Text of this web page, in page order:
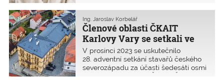
připraveny další webináře na téma
role lídrů, fungování týmů a klíčové
dovednosti. Vedení (leadership) se
totiž netýká jen vedení týmů a firem,
ale také o vedení sebe sama, ať už ve
vedoucí pozici jsme, nebo nejsme.
Členové oblasti ČKAIT
Karlovy Vary se setkali ve
Dvoraně v Lokti nad Ohří
Ing. Jaroslav Korbelář
V prosinci 2023 se uskutečnilo
28. adventní setkání stavařů českého
severozápadu za účasti šedesáti osmi